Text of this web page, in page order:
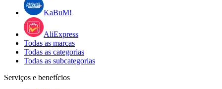
KaBuM!
AliExpress
Todas as marcas
Todas as categorias
Todas as subcategorias
Serviços e benefícios